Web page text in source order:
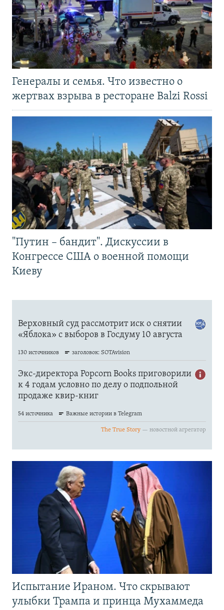
Генералы и семья. Что известно о
жертвах взрыва в ресторане Balzi Rossi
"Путин – бандит". Дискуссии в
Конгрессе США о военной помощи
Киеву
Испытание Ираном. Что скрывают
улыбки Трампа и принца Мухаммеда